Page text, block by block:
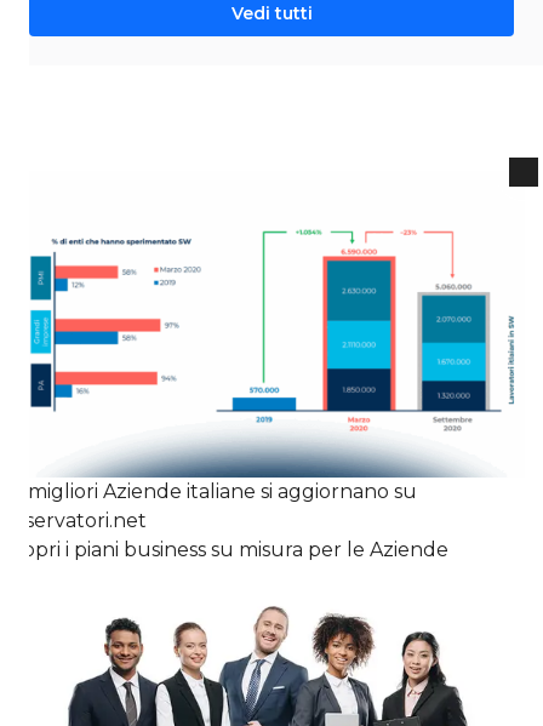
Vedi tutti
Le migliori Aziende italiane si aggiornano su
Osservatori.net
Scopri i piani business su misura per le Aziende